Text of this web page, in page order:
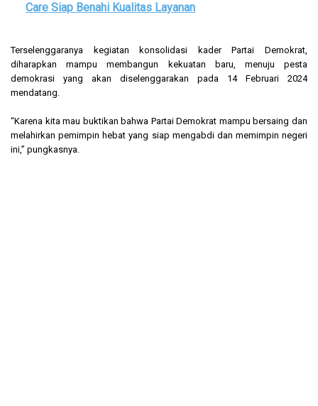
Care Siap Benahi Kualitas Layanan
Terselenggaranya kegiatan konsolidasi kader Partai Demokrat,
diharapkan mampu membangun kekuatan baru, menuju pesta
demokrasi yang akan diselenggarakan pada 14 Februari 2024
mendatang.
“Karena kita mau buktikan bahwa Partai Demokrat mampu bersaing dan
melahirkan pemimpin hebat yang siap mengabdi dan memimpin negeri
ini,” pungkasnya.